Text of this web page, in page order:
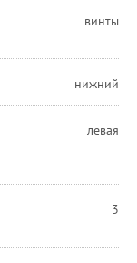
винты
нижний
левая
3